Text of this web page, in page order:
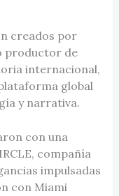
creados por
productor de
internacional,
global
y narrativa.
con una
compañía
impulsadas
con Miami